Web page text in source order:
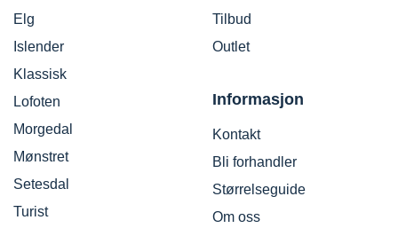
Elg
Islender
Klassisk
Lofoten
Morgedal
Mønstret
Setesdal
Turist
Tilbud
Outlet
Informasjon
Kontakt
Bli forhandler
Størrelseguide
Om oss